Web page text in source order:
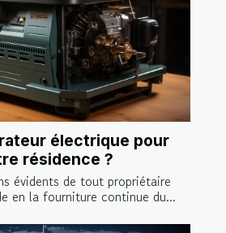
électrique pour
résidence ?
évidents de tout propriétaire
en la fourniture continue du...